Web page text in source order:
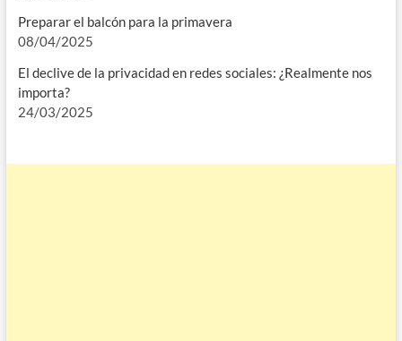
Preparar el balcón para la primavera
08/04/2025
El declive de la privacidad en redes sociales: ¿Realmente nos
importa?
24/03/2025